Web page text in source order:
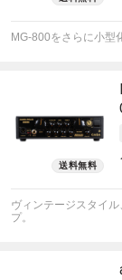
MG-800をさらに小型
ヴィンテージスタイ
プ。